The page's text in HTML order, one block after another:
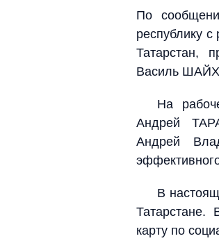
По
республику
Татарстан,
Василь
На
Андрей
Андрей
В
Татарстане.
карту по